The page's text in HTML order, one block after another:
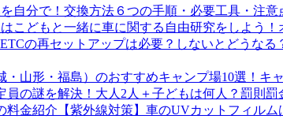
自分で！交換方法６つの手順・必要工具・注意
こどもと一緒に車に関する自由研究をしよう
ETCの再セットアップは必要？しないとどうな
・山形・福島）のおすすめキャンプ場10選！キ
員の謎を解決！大人2人＋子どもは何人？罰則罰
【紫外線対策】車のUVカットフィル